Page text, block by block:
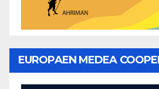
EUROPAEN MEDEA